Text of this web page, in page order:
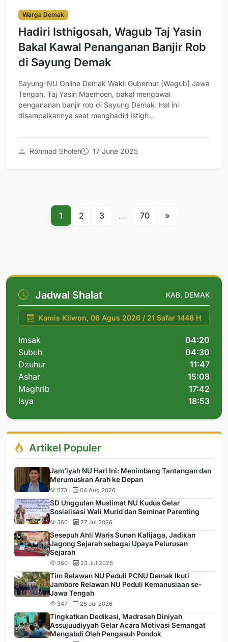
Warga Demak
Hadiri Isthigosah, Wagub Taj Yasin
Bakal Kawal Penanganan Banjir Rob
di Sayung Demak
Sayung-NU Online Demak Wakil Gubernur (Wagub) Jawa
Tengah, Taj Yasin Maemoen, bakal mengawal
pengananan banjir rob di Sayung Demak. Hal ini
disampaikannya saat menghadiri Istigh...
Rohmad Sholeh 17 June 2025
1 2 3 ... 70 »
Jadwal Shalat KAB. DEMAK
Kamis Kliwon, 06 Agus 2026 / 21 Safar 1448 H
Imsak
04:20
Subuh
04:30
Dzuhur
11:47
Ashar
15:08
Maghrib
17:42
Isya
18:53
Artikel Populer
Jam’iyah NU Hari Ini: Menimbang Tantangan dan
Merumuskan Arah ke Depan
573 04 Aug 2026
SD Unggulan Muslimat NU Kudus Gelar
Sosialisasi Wali Murid dan Seminar Parenting
366 27 Jul 2026
Sesepuh Ahli Waris Sunan Kalijaga, Jadikan
Jagong Sejarah sebagai Upaya Pelurusan
Sejarah
360 23 Jul 2026
Tim Relawan NU Peduli PCNU Demak Ikuti
Jambore Relawan NU Peduli Kemanusiaan se-
Jawa Tengah
347 26 Jul 2026
Tingkatkan Dedikasi, Madrasah Diniyah
Assujuudiyyah Gelar Acara Motivasi Semangat
Mengabdi Oleh Pengasuh Pondok